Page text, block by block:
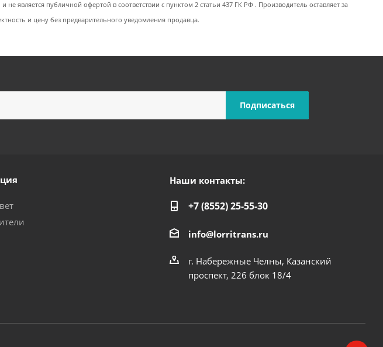
является публичной офертой в соответствии с пунктом 2 статьи 437 ГК РФ . Производитель оставляет за
и цену без предварительного уведомления продавца.
Наши контакты:
+7 (8552) 25-55-30
info@lorritrans.ru
г. Набережные Челны, Казанский
проспект, 226 блок 18/4